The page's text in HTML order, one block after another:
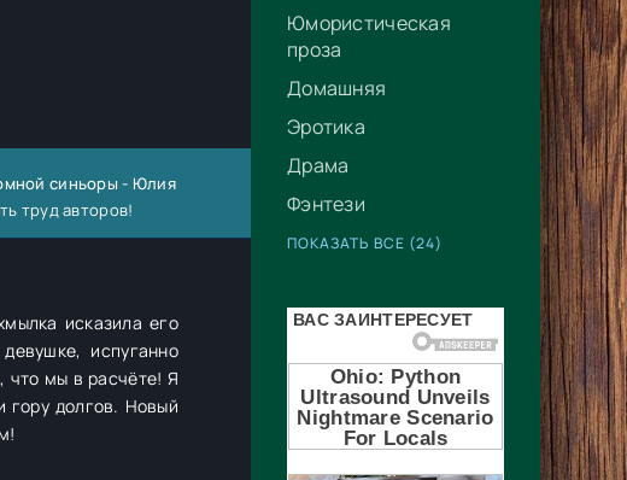
Юмористическая
проза
Домашняя
Эротика
Драма
Фэнтези
ПОКАЗАТЬ ВСЕ (24)
синьоры - Юлия
труд авторов!
исказила его
испуганно
что мы в расчёте! Я
гору долгов. Новый